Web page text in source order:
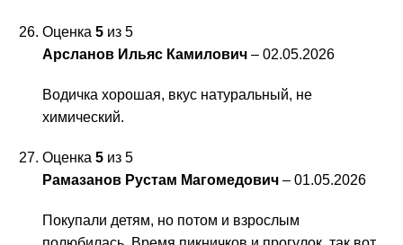
Оценка 5 из 5
Арсланов Ильяс Камилович – 02.05.2026
Водичка хорошая, вкус натуральный, не
химический.
Оценка 5 из 5
Рамазанов Рустам Магомедович – 01.05.2026
Покупали детям, но потом и взрослым